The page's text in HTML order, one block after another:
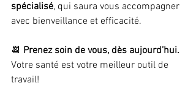
spécialisé, qui saura vous accompagner
avec bienveillance et efficacité.
📆 Prenez soin de vous, dès aujourd’hui.
Votre santé est votre meilleur outil de
travail!